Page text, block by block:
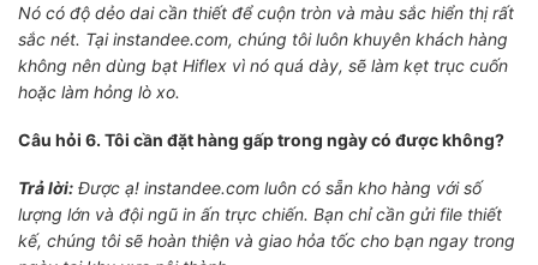
Nó có độ dẻo dai cần thiết để cuộn tròn và màu sắc hiển thị rất
sắc nét. Tại instandee.com, chúng tôi luôn khuyên khách hàng
không nên dùng bạt Hiflex vì nó quá dày, sẽ làm kẹt trục cuốn
hoặc làm hỏng lò xo.
Câu hỏi 6. Tôi cần đặt hàng gấp trong ngày có được không?
Trả lời: Được ạ! instandee.com luôn có sẵn kho hàng với số
lượng lớn và đội ngũ in ấn trực chiến. Bạn chỉ cần gửi file thiết
kế, chúng tôi sẽ hoàn thiện và giao hỏa tốc cho bạn ngay trong